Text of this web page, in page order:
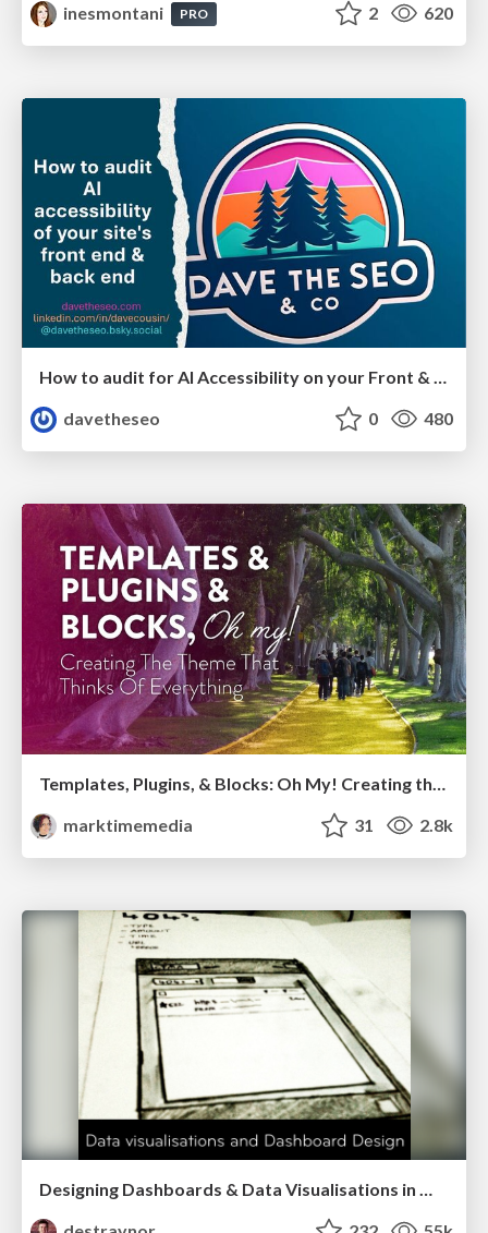
inesmontani
PRO 2 620
How to audit for AI Accessibility on your Front & Back End
davetheseo
0 480
marktimemedia
31 2.8k
Designing Dashboards & Data Visualisations in Web Apps